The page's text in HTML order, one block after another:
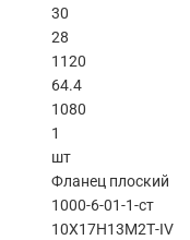
30
28
1120
64.4
1080
1
шт
Фланец плоский
1000-6-01-1-ст
10Х17Н13М2Т-IV